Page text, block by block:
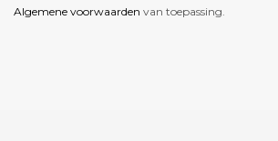
Algemene voorwaarden van toepassing.